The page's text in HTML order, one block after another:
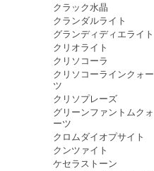
クラック水晶
クランダルライト
グランディディエライト
クリオライト
クリソコーラ
クリソコーラインクォー
ツ
クリソプレーズ
グリーンファントムクォ
ーツ
クロムダイオプサイト
クンツァイト
ケセラストーン